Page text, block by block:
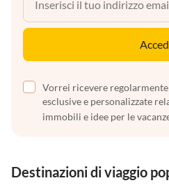
Vorrei ricevere
esclusive e personalizzate
immobili e idee per le
Destinazioni di viaggio